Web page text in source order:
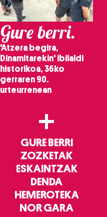
Gure berri.
'Atzera begira,
Dinamitarekin' ibilaldi
historikoa, 36ko
gerraren 90.
urteurrenean
+
GURE BERRI
ZOZKETAK
ESKAINTZAK
DENDA
HEMEROTEKA
NOR GARA